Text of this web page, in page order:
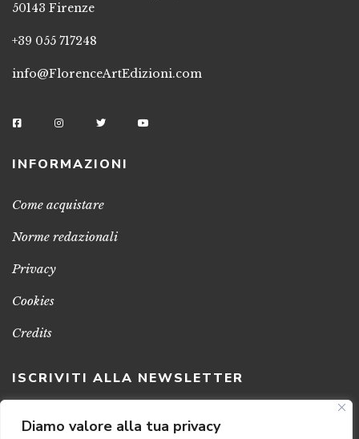
Diamo valore alla tua privacy
50143 Firenze
+39 055 717248
info@FlorenceArtEdizioni.com
INFORMAZIONI
Come acquistare
Norme redazionali
Privacy
Cookies
Credits
ISCRIVITI ALLA NEWSLETTER
Clicca sul pulsante per ricevere le nostre ultime novità,